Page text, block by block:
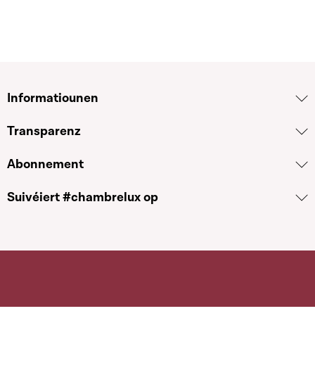
Informatiounen
Transparenz
Abonnement
Suivéiert #chambrelux op